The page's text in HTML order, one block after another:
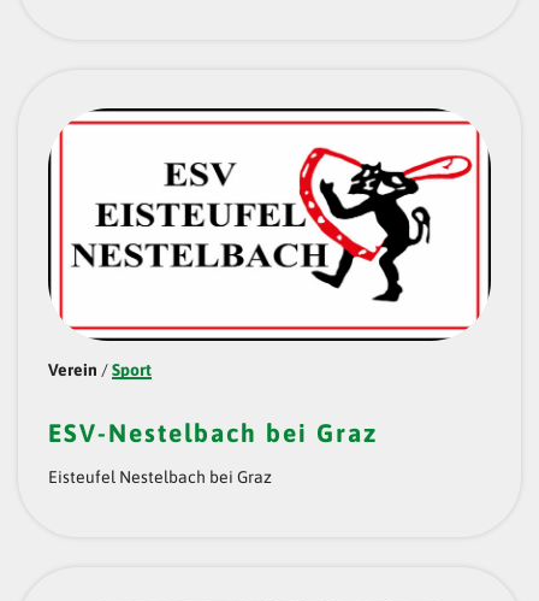
Verein /Sport
ESV-Nestelbach bei Graz
Eisteufel Nestelbach bei Graz